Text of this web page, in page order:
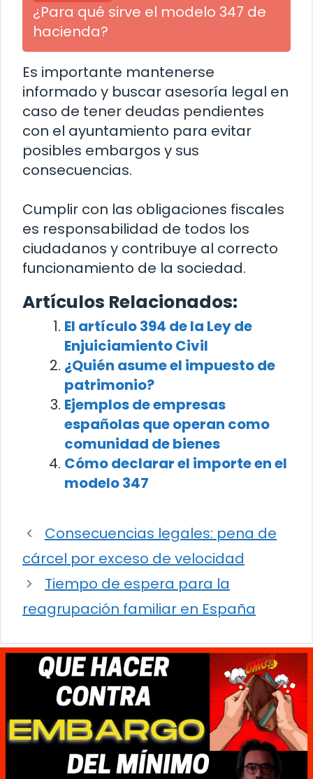
¿Para qué sirve el modelo 347 de
hacienda?
Es importante mantenerse
informado y buscar asesoría legal en
caso de tener deudas pendientes
con el ayuntamiento para evitar
posibles embargos y sus
consecuencias.
Cumplir con las obligaciones fiscales
es responsabilidad de todos los
ciudadanos y contribuye al correcto
funcionamiento de la sociedad.
Artículos Relacionados:
El artículo 394 de la Ley de
Enjuiciamiento Civil
¿Quién asume el impuesto de
patrimonio?
Ejemplos de empresas
españolas que operan como
comunidad de bienes
Cómo declarar el importe en el
modelo 347
Consecuencias legales: pena de
cárcel por exceso de velocidad
Tiempo de espera para la
reagrupación familiar en España